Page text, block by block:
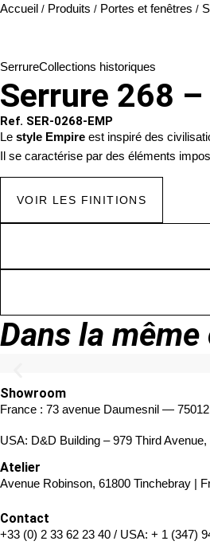
Accueil / Produits / Portes et fenêtres /
SerrureCollections historiques
Serrure 268
Ref. SER-0268-EMP
Le style Empire est inspiré des
Il se caractérise par des éléments
VOIR LES FINITIONS
Dans la
Showroom
France : 73 avenue Daumesnil —
USA: D&D Building – 979 Third
Atelier
Avenue Robinson, 61800 Tinchebray |
Contact
+33 (0) 2 33 62 23 40 / USA: + 1 (347)